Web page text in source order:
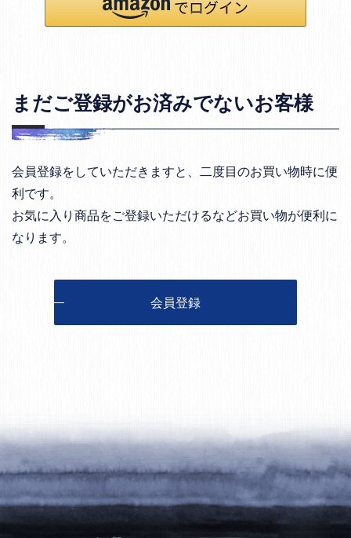
まだご登録がお済みでないお客様
会員登録をしていただきますと、二度目のお買い物時に便
利です。
お気に入り商品をご登録いただけるなどお買い物が便利に
なります。
会員登録